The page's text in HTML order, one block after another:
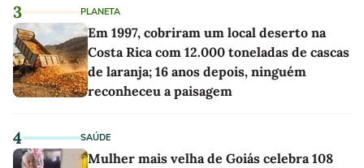
3 PLANETA
Em 1997, cobriram um local deserto na
Costa Rica com 12.000 toneladas de cascas
de laranja; 16 anos depois, ninguém
reconheceu a paisagem
4 SAÚDE
Mulher mais velha de Goiás celebra 108